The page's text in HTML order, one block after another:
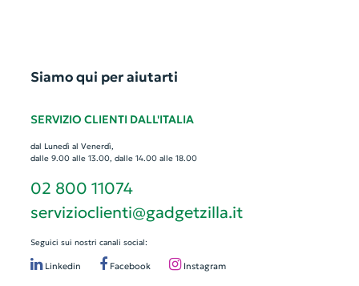
Siamo qui per aiutarti
SERVIZIO CLIENTI DALL'ITALIA
dal Lunedì al Venerdì,
dalle 9.00 alle 13.00, dalle 14.00 alle 18.00
02 800 11074
servizioclienti@gadgetzilla.it
Seguici sui nostri canali social:
Linkedin Facebook Instagram